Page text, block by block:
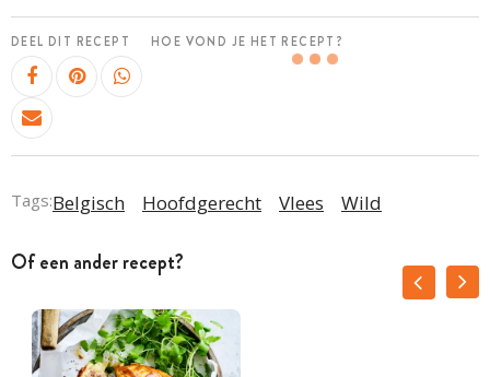
DEEL DIT RECEPT HOE VOND JE HET RECEPT?
Tags:Belgisch Hoofdgerecht Vlees Wild
Of een ander recept?